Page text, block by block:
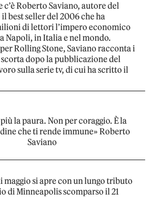
c’è Roberto Saviano, autore del
il best seller del 2006 che ha
di lettori l’impero economico
Napoli, in Italia e nel mondo.
Rolling Stone, Saviano racconta i
dopo la pubblicazione del
sulla serie tv, di cui ha scritto il
la paura. Non per coraggio. È la
che ti rende immune» Roberto
Saviano
maggio si apre con un lungo tributo
di Minneapolis scomparso il 21